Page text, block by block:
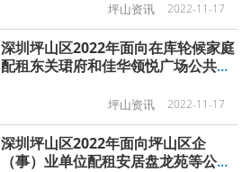
坪山资讯 2022-11-17
深圳坪山区2022年面向在库轮候家庭
配租东关珺府和佳华领悦广场公共住
坪山资讯 2022-11-17
深圳坪山区2022年面向坪山区企
（事）业单位配租安居盘龙苑等公共